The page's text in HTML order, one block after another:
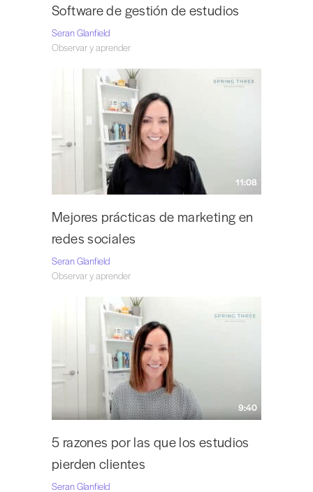
Software de gestión de estudios
Seran Glanfield
Observar y aprender
11:08
Mejores prácticas de marketing en
redes sociales
Seran Glanfield
Observar y aprender
9:40
5 razones por las que los estudios
pierden clientes
Seran Glanfield